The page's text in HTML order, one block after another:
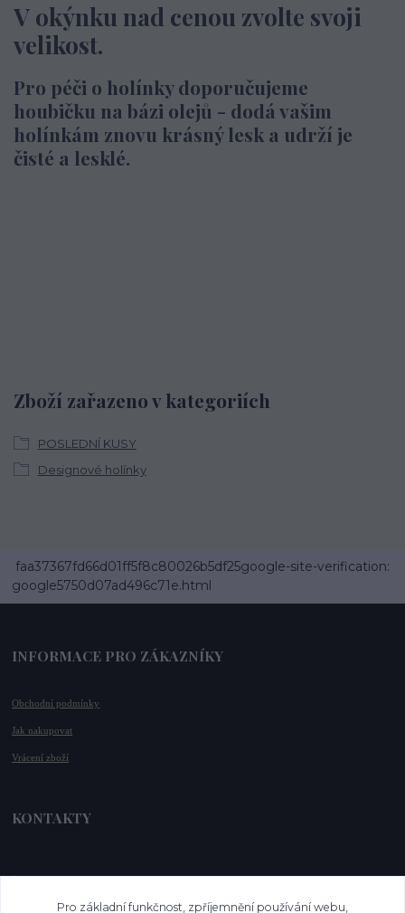
V okýnku nad cenou zvolte svoji
velikost.
Pro péči o holínky doporučujeme
houbičku na bázi olejů - dodá vašim
holínkám znovu krásný lesk a udrží je
čisté a lesklé.
Zboží zařazeno v kategoriích
POSLEDNÍ KUSY
Designové holínky
faa37367fd66d01ff5f8c80026b5df25google-site-verification:
google5750d07ad496c71e.html
INFORMACE PRO ZÁKAZNÍKY
Obchodní podmínky
Jak nakupovat
Vrácení zboží
KONTAKTY
📞 +420 732 779 508
www.vysnenekabelky.cz
Pro základní funkčnost, zpříjemnění používání webu,